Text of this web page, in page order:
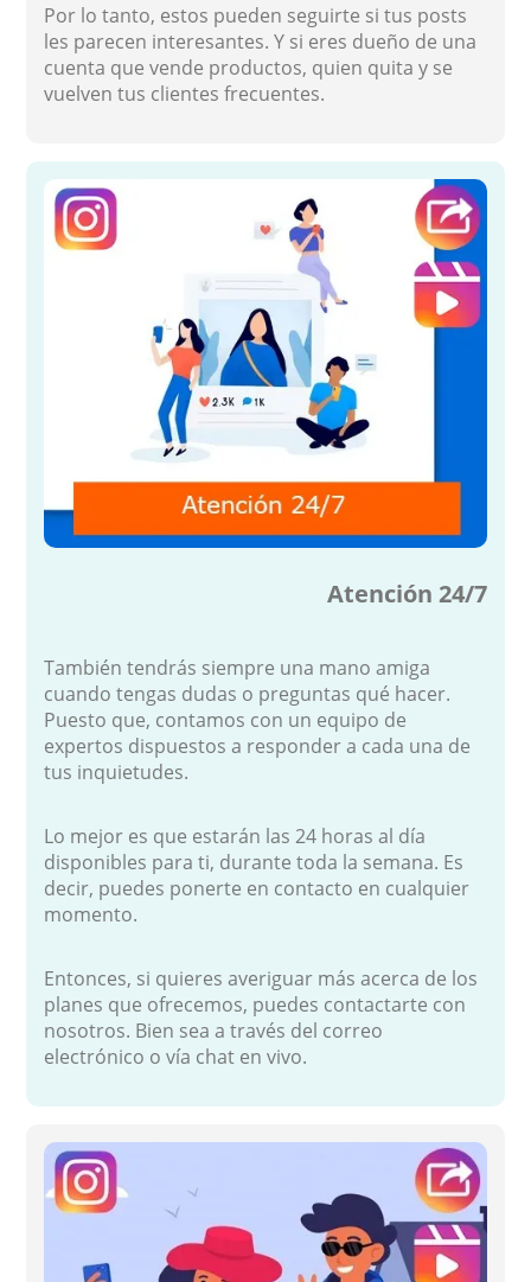
Por lo tanto, estos pueden seguirte si tus posts
les parecen interesantes. Y si eres dueño de una
cuenta que vende productos, quien quita y se
vuelven tus clientes frecuentes.
Atención 24/7
También tendrás siempre una mano amiga
cuando tengas dudas o preguntas qué hacer.
Puesto que, contamos con un equipo de
expertos dispuestos a responder a cada una de
tus inquietudes.
Lo mejor es que estarán las 24 horas al día
disponibles para ti, durante toda la semana. Es
decir, puedes ponerte en contacto en cualquier
momento.
Entonces, si quieres averiguar más acerca de los
planes que ofrecemos, puedes contactarte con
nosotros. Bien sea a través del correo
electrónico o vía chat en vivo.